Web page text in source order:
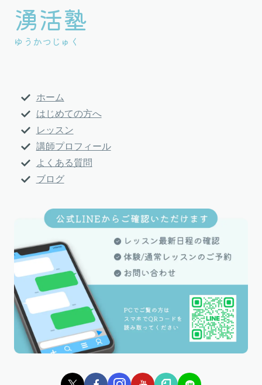
湧活塾
ゆうかつじゅく
グ
ル
ー
ホーム
はじめての方へ
レッスン
講師プロフィール
よくある質問
ブログ